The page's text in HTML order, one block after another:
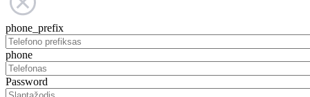
phone_prefix
phone
Password